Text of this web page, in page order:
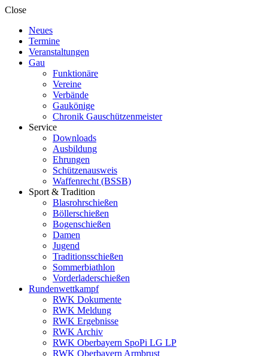
Close
Neues
Termine
Veranstaltungen
Gau
Funktionäre
Vereine
Verbände
Gaukönige
Chronik Gauschützenmeister
Service
Downloads
Ausbildung
Ehrungen
Schützenausweis
Waffenrecht (BSSB)
Sport & Tradition
Blasrohrschießen
Böllerschießen
Bogenschießen
Damen
Jugend
Traditionsschießen
Sommerbiathlon
Vorderladerschießen
Rundenwettkampf
RWK Dokumente
RWK Meldung
RWK Ergebnisse
RWK Archiv
RWK Oberbayern SpoPi LG LP
RWK Oberbayern Armbrust